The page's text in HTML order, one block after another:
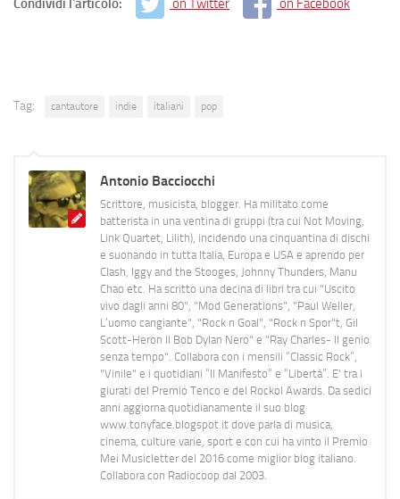
Condividi l'articolo: on Twitter on Facebook
Tag: cantautore indie italiani pop
Antonio Bacciocchi
Scrittore, musicista, blogger. Ha militato come
batterista in una ventina di gruppi (tra cui Not Moving,
Link Quartet, Lilith), incidendo una cinquantina di dischi
e suonando in tutta Italia, Europa e USA e aprendo per
Clash, Iggy and the Stooges, Johnny Thunders, Manu
Chao etc. Ha scritto una decina di libri tra cui "Uscito
vivo dagli anni 80", "Mod Generations", "Paul Weller,
L’uomo cangiante", "Rock n Goal", "Rock n Spor"t, Gil
Scott-Heron Il Bob Dylan Nero" e "Ray Charles- Il genio
senza tempo". Collabora con i mensili “Classic Rock”,
"Vinile" e i quotidiani “Il Manifesto” e “Libertà”. E' tra i
giurati del Premio Tenco e del Rockol Awards. Da sedici
anni aggiorna quotidianamente il suo blog
www.tonyface.blogspot.it dove parla di musica,
cinema, culture varie, sport e con cui ha vinto il Premio
Mei Musicletter del 2016 come miglior blog italiano.
Collabora con Radiocoop dal 2003.